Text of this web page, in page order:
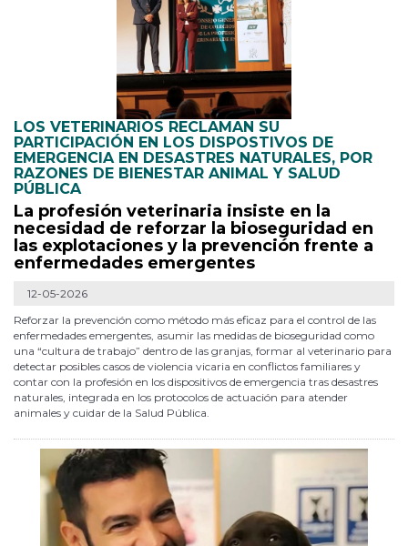
LOS VETERINARIOS RECLAMAN SU
PARTICIPACIÓN EN LOS DISPOSTIVOS DE
EMERGENCIA EN DESASTRES NATURALES, POR
RAZONES DE BIENESTAR ANIMAL Y SALUD
PÚBLICA
La profesión veterinaria insiste en la
necesidad de reforzar la bioseguridad en
las explotaciones y la prevención frente a
enfermedades emergentes
12-05-2026
Reforzar la prevención como método más eficaz para el control de las
enfermedades emergentes, asumir las medidas de bioseguridad como
una “cultura de trabajo” dentro de las granjas, formar al veterinario para
detectar posibles casos de violencia vicaria en conflictos familiares y
contar con la profesión en los dispositivos de emergencia tras desastres
naturales, integrada en los protocolos de actuación para atender
animales y cuidar de la Salud Pública.